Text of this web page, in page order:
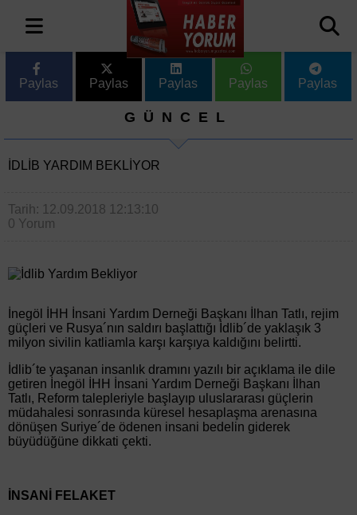
Paylas Paylas Paylas Paylas Paylas
GÜNCEL
İDLIB YARDIM BEKLIYOR
Tarih: 12.09.2018 12:13:10
0 Yorum
İnegöl İHH İnsani Yardım Derneği Başkanı İlhan Tatlı, rejim
güçleri ve Rusya´nın saldırı başlattığı İdlib´de yaklaşık 3
milyon sivilin katliamla karşı karşıya kaldığını belirtti.
İdlib´te yaşanan insanlık dramını yazılı bir açıklama ile dile
getiren İnegöl İHH İnsani Yardım Derneği Başkanı İlhan
Tatlı, Reform talepleriyle başlayıp uluslararası güçlerin
müdahalesi sonrasında küresel hesaplaşma arenasına
dönüşen Suriye´de ödenen insani bedelin giderek
büyüdüğüne dikkati çekti.
İNSANİ FELAKET